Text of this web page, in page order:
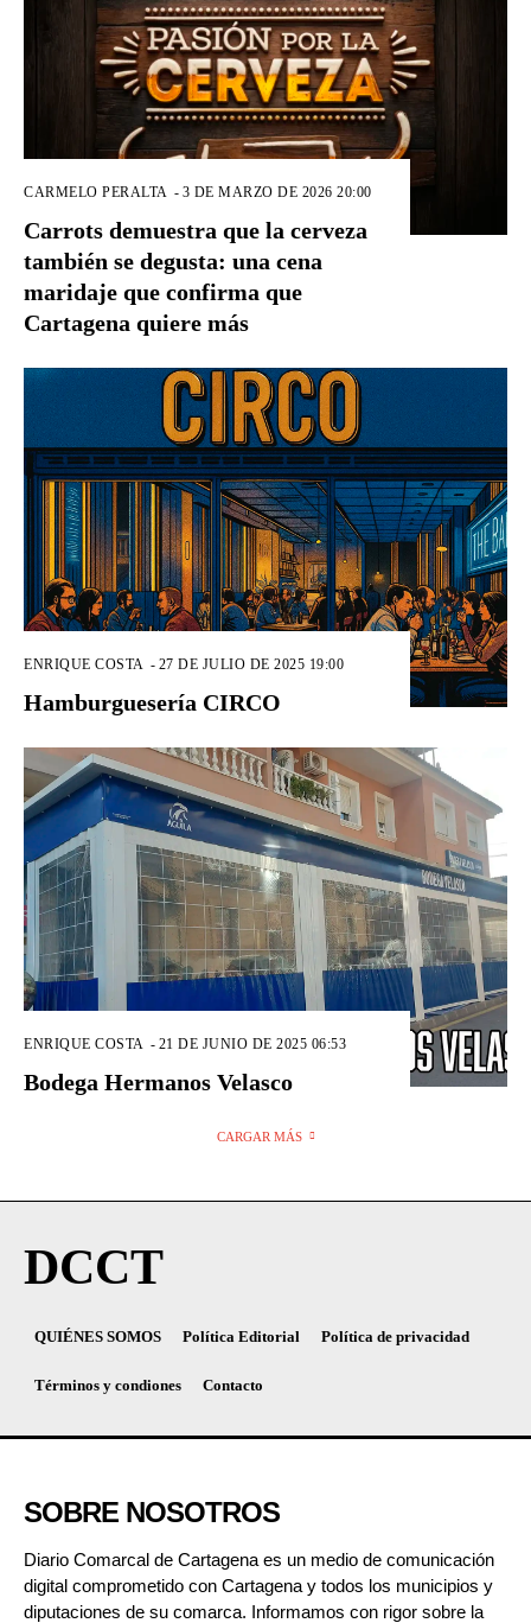
CARMELO PERALTA - 3 DE MARZO DE 2026 20:00
Carrots demuestra que la cerveza
también se degusta: una cena
maridaje que confirma que
Cartagena quiere más
ENRIQUE COSTA - 27 DE JULIO DE 2025 19:00
Hamburguesería CIRCO
ENRIQUE COSTA - 21 DE JUNIO DE 2025 06:53
Bodega Hermanos Velasco
CARGAR MÁS
DCCT
QUIÉNES SOMOS Política Editorial Política de privacidad
Términos y condiones Contacto
SOBRE NOSOTROS
Diario Comarcal de Cartagena es un medio de comunicación
digital comprometido con Cartagena y todos los municipios y
diputaciones de su comarca. Informamos con rigor sobre la